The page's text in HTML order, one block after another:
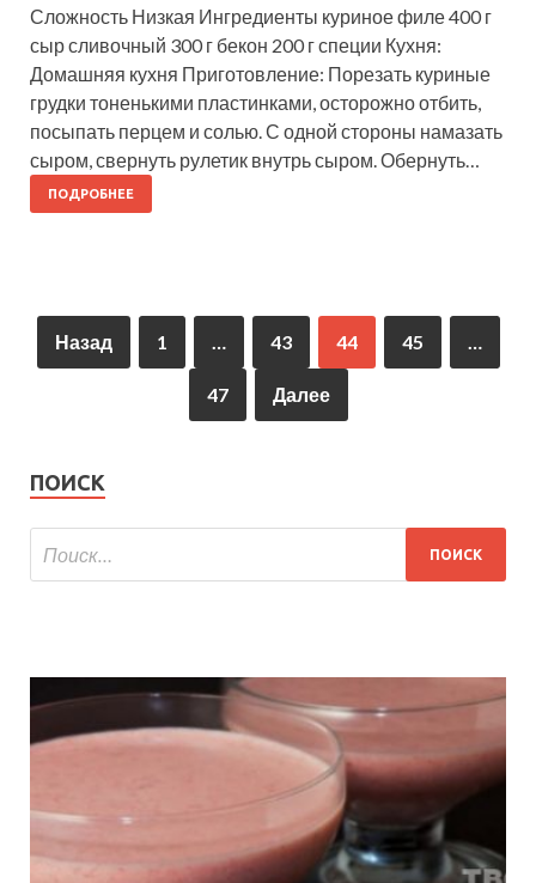
Сложность Низкая Ингредиенты куриное филе 400 г
сыр сливочный 300 г бекон 200 г специи Кухня:
Домашняя кухня Приготовление: Порезать куриные
грудки тоненькими пластинками, осторожно отбить,
посыпать перцем и солью. С одной стороны намазать
сыром, свернуть рулетик внутрь сыром. Обернуть…
ПОДРОБНЕЕ
Назад 1 … 43 44 45 …
47 Далее
ПОИСК